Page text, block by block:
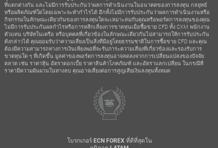
ที่แตกต่างกัน และไม่มีการรับประกันว่าผลการดำเนินงานในอนาคตของการลงทุน กลยุทธ์
หรือผลิตภัณฑ์ใดโดยเฉพาะจะทำกำไรได้ อีกทั้งไม่มีการรับประกันว่าผลการดำเนินงานหรือ
กิจกรรมในลักษณะเดียวกันของการลงทุนใดจะเหมาะสมกับคุณหรือพอร์ตการลงทุนของคุณ
ไม่มีการรับประกันผลกำไรหรือการหลีกเลี่ยงการขาดทุนเมื่อซื้อขาย CFD ทั้ง CXM พนักงาน
ตัวแทน บริษัทในเครือ หรือบุคคลที่เกี่ยวข้องในลักษณะเดียวกันไม่สามารถให้การรับประกัน
ดังกล่าวได้ คุณยอมรับว่าความเสี่ยงเป็นสิ่งที่มีอยู่โดยธรรมชาติในการซื้อขาย CFD และคุณ
ต้องมีความสามารถทางการเงินเพียงพอที่จะรับภาระความเสี่ยงที่เกี่ยวข้องและรองรับการ
ขาดทุนใด ๆ ที่เกิดขึ้น มูลค่าของพอร์ตการลงทุนอาจลดลงจากการเปลี่ยนแปลงของปัจจัย
ตลาด เช่น ราคาหุ้น อัตราดอกเบี้ย ราคาสินค้าโภคภัณฑ์ และอัตราแลกเปลี่ยน ในกรณีที่
ราคามีความผันผวนในทางลบ คุณอาจเสี่ยงต่อการสูญเสียเงินลงทุนทั้งหมด
โบรกเกอร์ ECN FOREX ที่ดีที่สุดใน